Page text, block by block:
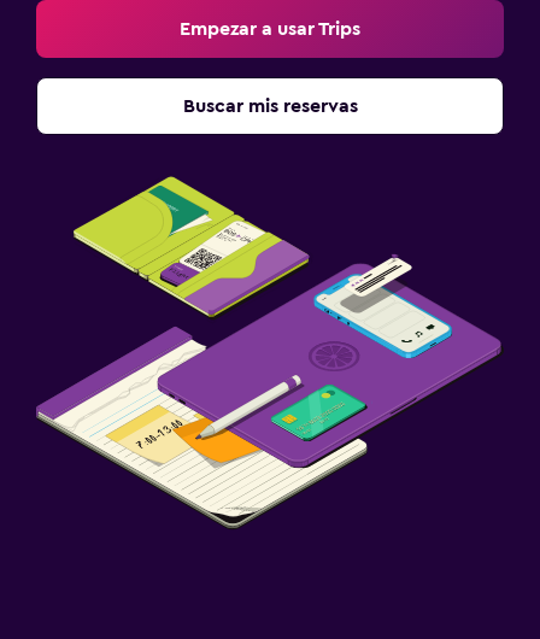
Empezar a usar Trips
Buscar mis reservas